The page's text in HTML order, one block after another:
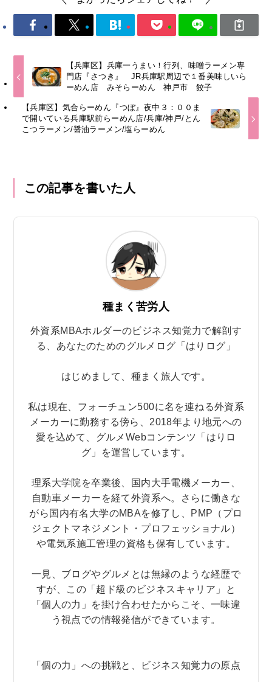
【兵庫区】兵庫一うまい！行列、味噌ラーメン専
門店『さつき』 JR兵庫駅周辺で１番美味しいら
ーめん店 みそらーめん 神戸市 餃子
【兵庫区】気合らーめん『つぼ』夜中３：００ま
で開いている兵庫駅前らーめん店/兵庫/神戸/とん
こつラーメン/醤油ラーメン/塩らーめん
この記事を書いた人
種まく苦労人
外資系MBAホルダーのビジネス知覚力で解剖す
る、あなたのためのグルメログ「はりログ」
はじめまして、種まく旅人です。
私は現在、フォーチュン500に名を連ねる外資系
メーカーに勤務する傍ら、2018年より地元への
愛を込めて、グルメWebコンテンツ「はりロ
グ」を運営しています。
理系大学院を卒業後、国内大手電機メーカー、
自動車メーカーを経て外資系へ。さらに働きな
がら国内有名大学のMBAを修了し、PMP（プロ
ジェクトマネジメント・プロフェッショナル）
や電気系施工管理の資格も保有しています。
一見、ブログやグルメとは無縁のような経歴で
すが、この「超ド級のビジネスキャリア」と
「個人の力」を掛け合わせたからこそ、一味違
う視点での情報発信ができています。
「個の力」への挑戦と、ビジネス知覚力の原点